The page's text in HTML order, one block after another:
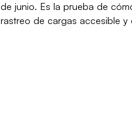
de junio. Es la prueba de
rastreo de cargas accesible y